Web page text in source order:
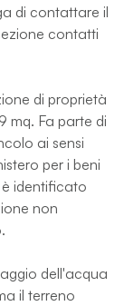
di contattare il
contatti
di proprietà
mq. Fa parte di
ai sensi
per i beni
identificato
non
dell'acqua
il terreno